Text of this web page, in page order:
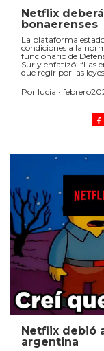
Netflix
bonaerenses
La plataforma
condiciones a la
funcionario de
Sur y enfatizó: “Las
que regir por las
Por lucia •
Netflix debió
argentina